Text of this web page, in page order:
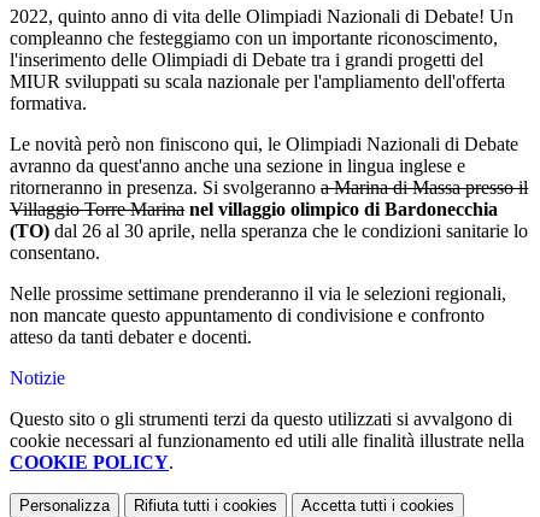
2022, quinto anno di vita delle Olimpiadi Nazionali di Debate! Un
compleanno che festeggiamo con un importante riconoscimento,
l'inserimento delle Olimpiadi di Debate tra i grandi progetti del
MIUR sviluppati su scala nazionale per l'ampliamento dell'offerta
formativa.
Le novità però non finiscono qui, le Olimpiadi Nazionali di Debate
avranno da quest'anno anche una sezione in lingua inglese e
ritorneranno in presenza. Si svolgeranno a Marina di Massa presso il
Villaggio Torre Marina nel villaggio olimpico di Bardonecchia
(TO) dal 26 al 30 aprile, nella speranza che le condizioni sanitarie lo
consentano.
Nelle prossime settimane prenderanno il via le selezioni regionali,
non mancate questo appuntamento di condivisione e confronto
atteso da tanti debater e docenti.
Notizie
Questo sito o gli strumenti terzi da questo utilizzati si avvalgono di
cookie necessari al funzionamento ed utili alle finalità illustrate nella
COOKIE POLICY.
Personalizza Rifiuta tutti i cookies Accetta tutti i cookies